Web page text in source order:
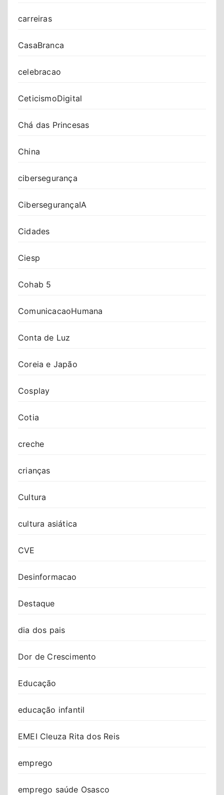
carreiras
CasaBranca
celebracao
CeticismoDigital
Chá das Princesas
China
cibersegurança
CibersegurançaIA
Cidades
Ciesp
Cohab 5
ComunicacaoHumana
Conta de Luz
Coreia e Japão
Cosplay
Cotia
creche
crianças
Cultura
cultura asiática
CVE
Desinformacao
Destaque
dia dos pais
Dor de Crescimento
Educação
educação infantil
EMEI Cleuza Rita dos Reis
emprego
emprego saúde Osasco